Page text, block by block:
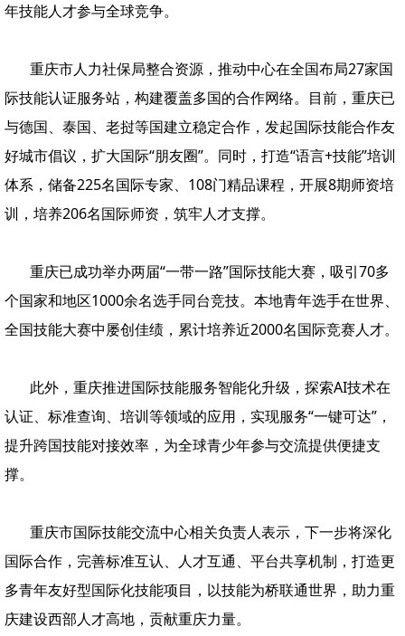
年技能人才参与全球竞争。
重庆市人力社保局整合资源，推动中心在全国布局27家国
际技能认证服务站，构建覆盖多国的合作网络。目前，重庆已
与德国、泰国、老挝等国建立稳定合作，发起国际技能合作友
好城市倡议，扩大国际“朋友圈”。同时，打造“语言+技能”培训
体系，储备225名国际专家、108门精品课程，开展8期师资培
训，培养206名国际师资，筑牢人才支撑。
重庆已成功举办两届“一带一路”国际技能大赛，吸引70多
个国家和地区1000余名选手同台竞技。本地青年选手在世界、
全国技能大赛中屡创佳绩，累计培养近2000名国际竞赛人才。
此外，重庆推进国际技能服务智能化升级，探索AI技术在
认证、标准查询、培训等领域的应用，实现服务“一键可达”，
提升跨国技能对接效率，为全球青少年参与交流提供便捷支
撑。
重庆市国际技能交流中心相关负责人表示，下一步将深化
国际合作，完善标准互认、人才互通、平台共享机制，打造更
多青年友好型国际化技能项目，以技能为桥联通世界，助力重
庆建设西部人才高地，贡献重庆力量。